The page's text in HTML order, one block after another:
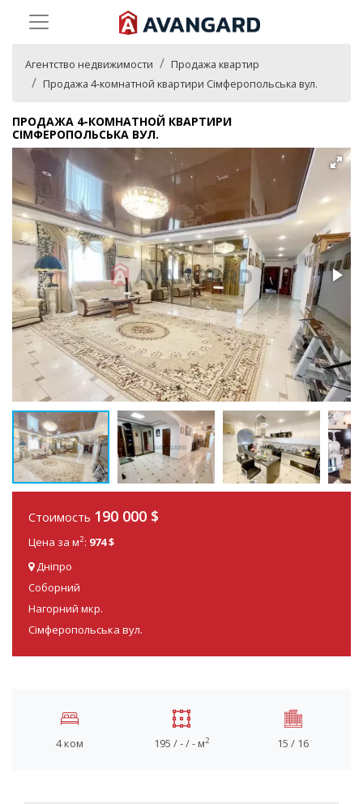
Агентство недвижимости
Продажа квартир
Продажа 4-комнатной квартири Сімферопольська вул.
ПРОДАЖА 4-КОМНАТНОЙ КВАРТИРИ
СІМФЕРОПОЛЬСЬКА ВУЛ.
Стоимость 190 000 $
Цена за м2: 974 $
Дніпро
Соборний
Нагорний мкр.
Сімферопольська вул.
4 ком 195 / - / - м2 15 / 16